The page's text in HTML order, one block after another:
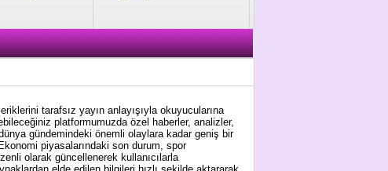
tarafsız yayın anlayışıyla okuyucularına
platformumuzda özel haberler, analizler,
gündemindeki önemli olaylara kadar geniş bir
piyasalarındaki son durum, spor
olarak güncellenerek kullanıcılarla